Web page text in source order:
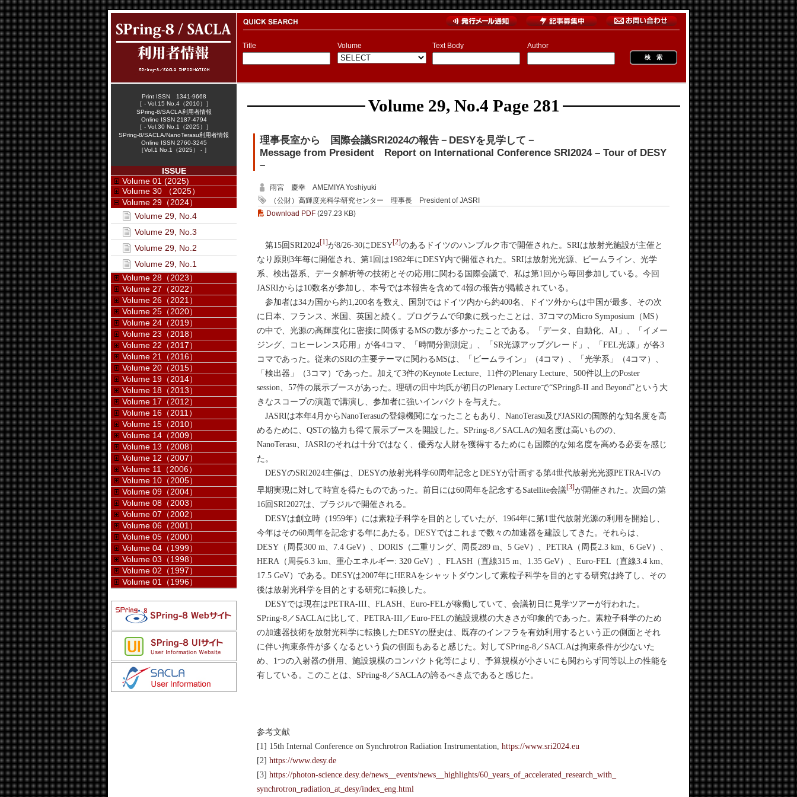
Title Volume Text Body Author
Volume 29, No.4 Page 281
理事長室から 国際会議SRI2024の報告－DESYを見学して－
Message from President Report on International Conference SRI2024 – Tour of DESY
–
雨宮 慶幸 AMEMIYA Yoshiyuki
（公財）高輝度光科学研究センター 理事長 President of JASRI
Download PDF (297.23 KB)
第15回SRI2024[1]が8/26-30にDESY[2]のあるドイツのハンブルク市で開催された。SRIは放射光施設が主催と
なり原則3年毎に開催され、第1回は1982年にDESY内で開催された。SRIは放射光光源、ビームライン、光学
系、検出器系、データ解析等の技術とその応用に関わる国際会議で、私は第1回から毎回参加している。今回
JASRIからは10数名が参加し、本号では本報告を含めて4報の報告が掲載されている。
参加者は34カ国から約1,200名を数え、国別ではドイツ内から約400名、ドイツ外からは中国が最多、その次
に日本、フランス、米国、英国と続く。プログラムで印象に残ったことは、37コマのMicro Symposium（MS）
の中で、光源の高輝度化に密接に関係するMSの数が多かったことである。「データ、自動化、AI」、「イメー
ジング、コヒーレンス応用」が各4コマ、「時間分割測定」、「SR光源アップグレード」、「FEL光源」が各3
コマであった。従来のSRIの主要テーマに関わるMSは、「ビームライン」（4コマ）、「光学系」（4コマ）、
「検出器」（3コマ）であった。加えて3件のKeynote Lecture、11件のPlenary Lecture、500件以上のPoster
session、57件の展示ブースがあった。理研の田中均氏が初日のPlenary Lectureで“SPring8-II and Beyond”という大
きなスコープの演題で講演し、参加者に強いインパクトを与えた。
JASRIは本年4月からNanoTerasuの登録機関になったこともあり、NanoTerasu及びJASRIの国際的な知名度を高
めるために、QSTの協力も得て展示ブースを開設した。SPring-8／SACLAの知名度は高いものの、
NanoTerasu、JASRIのそれは十分ではなく、優秀な人財を獲得するためにも国際的な知名度を高める必要を感じ
た。
DESYのSRI2024主催は、DESYの放射光科学60周年記念とDESYが計画する第4世代放射光光源PETRA-IVの
早期実現に対して時宜を得たものであった。前日には60周年を記念するSatellite会議[3]が開催された。次回の第
16回SRI2027は、ブラジルで開催される。
DESYは創立時（1959年）には素粒子科学を目的としていたが、1964年に第1世代放射光源の利用を開始し、
今年はその60周年を記念する年にあたる。DESYではこれまで数々の加速器を建設してきた。それらは、
DESY（周長300 m、7.4 GeV）、DORIS（二重リング、周長289 m、5 GeV）、PETRA（周長2.3 km、6 GeV）、
HERA（周長6.3 km、重心エネルギー: 320 GeV）、FLASH（直線315 m、1.35 GeV）、Euro-FEL（直線3.4 km、
17.5 GeV）である。DESYは2007年にHERAをシャットダウンして素粒子科学を目的とする研究は終了し、その
後は放射光科学を目的とする研究に転換した。
DESYでは現在はPETRA-III、FLASH、Euro-FELが稼働していて、会議初日に見学ツアーが行われた。
SPring-8／SACLAに比して、PETRA-III／Euro-FELの施設規模の大きさが印象的であった。素粒子科学のため
の加速器技術を放射光科学に転換したDESYの歴史は、既存のインフラを有効利用するという正の側面とそれ
に伴い拘束条件が多くなるという負の側面もあると感じた。対してSPring-8／SACLAは拘束条件が少ないた
め、1つの入射器の併用、施設規模のコンパクト化等により、予算規模が小さいにも関わらず同等以上の性能を
有している。このことは、SPring-8／SACLAの誇るべき点であると感じた。
参考文献
[1] 15th Internal Conference on Synchrotron Radiation Instrumentation, https://www.sri2024.eu
[2] https://www.desy.de
[3] https://photon-science.desy.de/news__events/news__highlights/60_years_of_accelerated_research_with_
synchrotron_radiation_at_desy/index_eng.html
Print ISSN 1341-9668
［ - Vol.15 No.4（2010）］
SPring-8/SACLA利用者情報
Online ISSN 2187-4794
［ - Vol.30 No.1（2025）］
SPring-8/SACLA/NanoTerasu利用者情報
Online ISSN 2760-3245
［Vol.1 No.1（2025） - ］
ISSUE
Volume 01 (2025)
Volume 30 （2025）
Volume 29（2024）
Volume 29, No.4
Volume 29, No.3
Volume 29, No.2
Volume 29, No.1
Volume 28（2023）
Volume 27（2022）
Volume 26（2021）
Volume 25（2020）
Volume 24（2019）
Volume 23（2018）
Volume 22（2017）
Volume 21（2016）
Volume 20（2015）
Volume 19（2014）
Volume 18（2013）
Volume 17（2012）
Volume 16（2011）
Volume 15（2010）
Volume 14（2009）
Volume 13（2008）
Volume 12（2007）
Volume 11（2006）
Volume 10（2005）
Volume 09（2004）
Volume 08（2003）
Volume 07（2002）
Volume 06（2001）
Volume 05（2000）
Volume 04（1999）
Volume 03（1998）
Volume 02（1997）
Volume 01（1996）